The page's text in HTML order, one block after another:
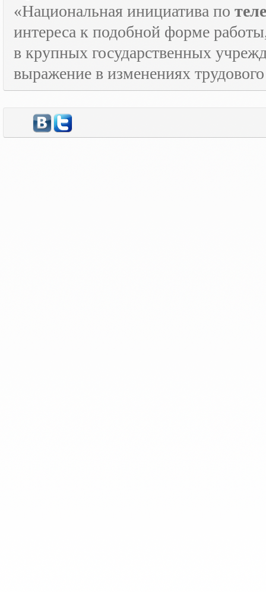
«Национальная инициатива по
интереса к подобной форме
в крупных государственных
выражение в изменениях трудового